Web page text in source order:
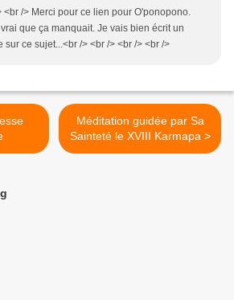
<br /> Merci pour ce lien pour O'ponopono.
que ça manquait. Je vais bien écrit un
sur ce sujet...<br /> <br /> <br /> <br />
Méditation guidée par Sa
Sainteté le XVIII Karmapa >